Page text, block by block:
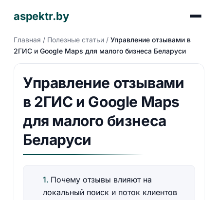
aspektr.by
Главная / Полезные статьи/ Управление отзывами в
2ГИС и Google Maps для малого бизнеса Беларуси
Управление отзывами
в 2ГИС и Google Maps
для малого бизнеса
Беларуси
Почему отзывы влияют на
локальный поиск и поток клиентов